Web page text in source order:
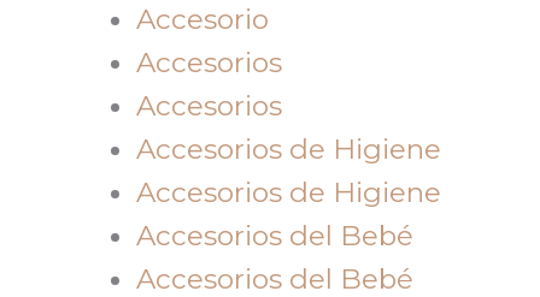
Accesorio
Accesorios
Accesorios
Accesorios de Higiene
Accesorios de Higiene
Accesorios del Bebé
Accesorios del Bebé